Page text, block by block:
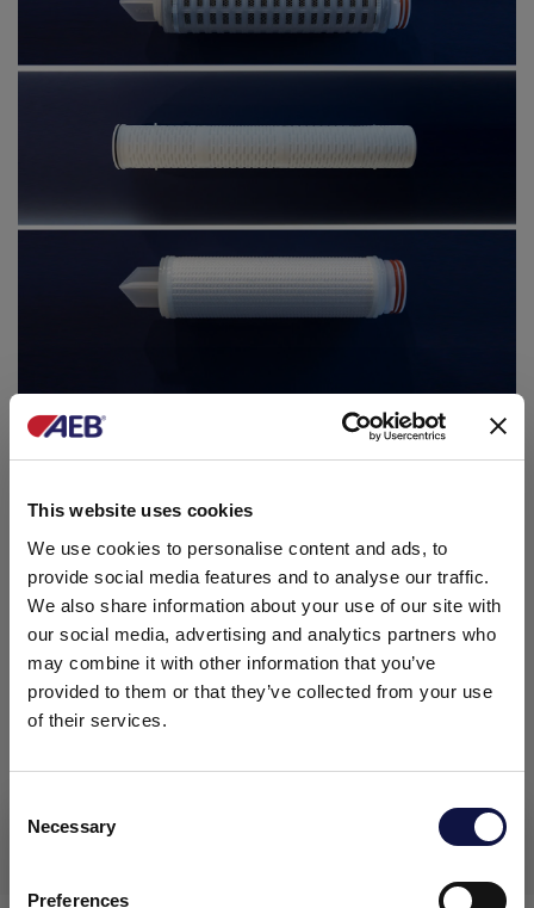
This website uses cookies
We use cookies to personalise content and ads, to
provide social media features and to analyse our traffic.
We also share information about your use of our site with
our social media, advertising and analytics partners who
may combine it with other information that you’ve
provided to them or that they’ve collected from your use
of their services.
Selection
Necessary
Preferences
El presente sitio web está dirigido a un público empresarial.
Entre los elementos de prefiltración incluimos:
02 Elementos filtrantes de elevado caudal
03 Filtros con carbón activo Hospicarb FC
(con fibras de carbón activo) y Hospicarb
CB (sistema “carbon block”)
04 Elementos filtrantes
Elementos filtrantes en acero inox AISI
316